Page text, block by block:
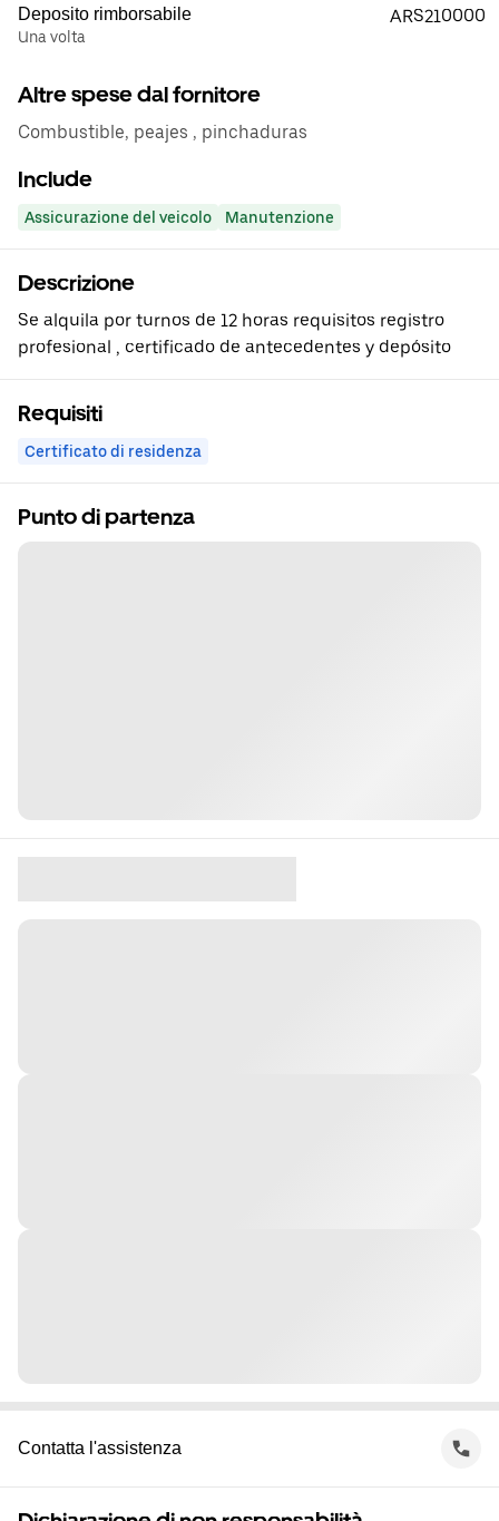
Deposito rimborsabile
Una volta
ARS210000
Altre spese dal fornitore
Combustible, peajes , pinchaduras
Include
Assicurazione del veicolo Manutenzione
Descrizione
Se alquila por turnos de 12 horas requisitos registro
profesional , certificado de antecedentes y depósito
Requisiti
Certificato di residenza
Punto di partenza
Contatta l'assistenza